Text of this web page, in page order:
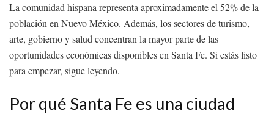
La comunidad hispana representa aproximadamente el 52% de la
población en Nuevo México. Además, los sectores de turismo,
arte, gobierno y salud concentran la mayor parte de las
oportunidades económicas disponibles en Santa Fe. Si estás listo
para empezar, sigue leyendo.
Por qué Santa Fe es una ciudad